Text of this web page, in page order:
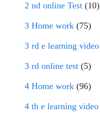
2 nd online Test (10)
3 Home work (75)
3 rd e learning video
3 rd online test (5)
4 Home work (96)
4 th e learning video